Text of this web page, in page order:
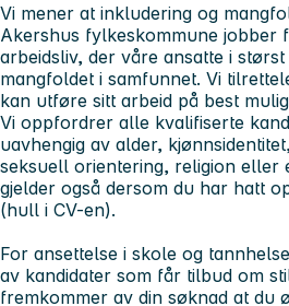
Vi mener at inkludering og
Akershus fylkeskommune jobber
arbeidsliv, der våre ansatte i
mangfoldet i samfunnet. Vi
kan utføre sitt arbeid på best
Vi oppfordrer alle kvalifiserte
uavhengig av alder,
seksuell orientering, religion eller
gjelder også dersom du har hatt
(hull i CV-en).
For ansettelse i skole og
av kandidater som får tilbud om
fremkommer av din søknad at du